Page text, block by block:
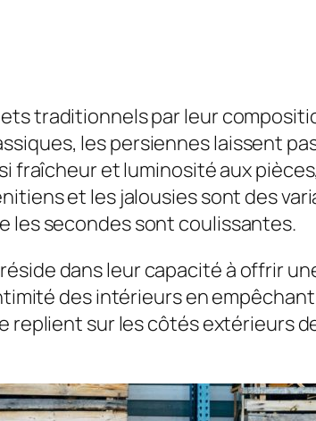
traditionnels par leur
les persiennes laissent
fraîcheur et luminosité aux
et les jalousies sont des
les secondes sont coulissantes.
dans leur capacité à offrir
des intérieurs en
replient sur les côtés extérieurs